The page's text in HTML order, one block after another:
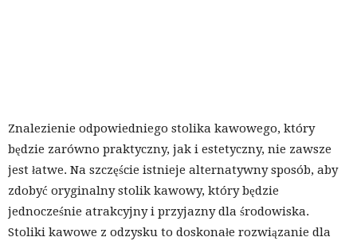
Znalezienie odpowiedniego stolika kawowego, który
będzie zarówno praktyczny, jak i estetyczny, nie zawsze
jest łatwe. Na szczęście istnieje alternatywny sposób, aby
zdobyć oryginalny stolik kawowy, który będzie
jednocześnie atrakcyjny i przyjazny dla środowiska.
Stoliki kawowe z odzysku to doskonałe rozwiązanie dla